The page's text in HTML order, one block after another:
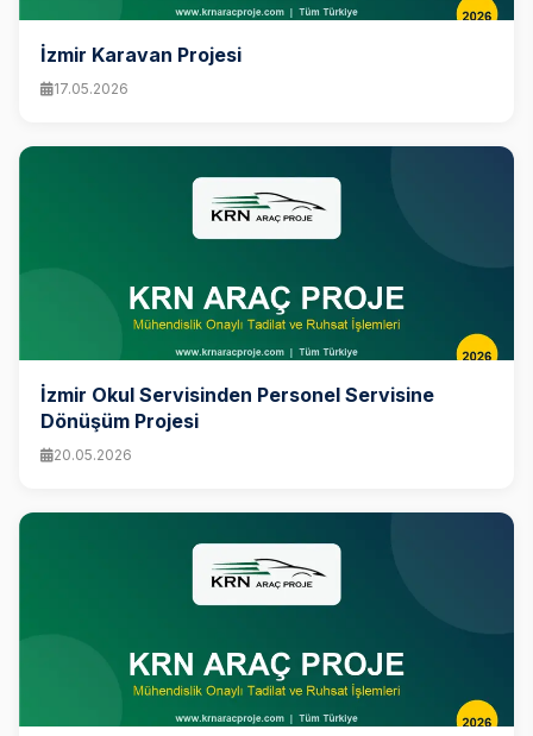
İzmir Karavan Projesi
17.05.2026
İzmir Okul Servisinden Personel Servisine
Dönüşüm Projesi
20.05.2026